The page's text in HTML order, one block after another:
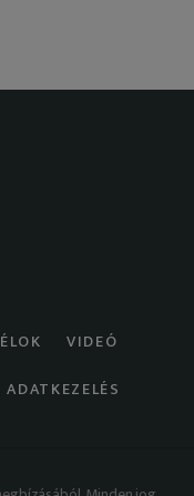
VIDEÓ
ADATKEZELÉS